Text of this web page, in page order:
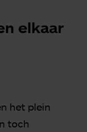
elkaar
het plein
toch